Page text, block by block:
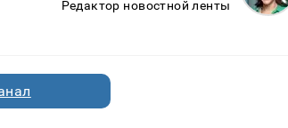
Редактор новостной ленты